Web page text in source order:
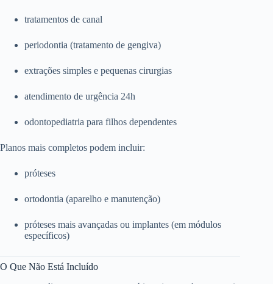
tratamentos de canal
periodontia (tratamento de gengiva)
extrações simples e pequenas cirurgias
atendimento de urgência 24h
odontopediatria para filhos dependentes
Planos mais completos podem incluir:
próteses
ortodontia (aparelho e manutenção)
próteses mais avançadas ou implantes (em módulos
específicos)
O Que Não Está Incluído